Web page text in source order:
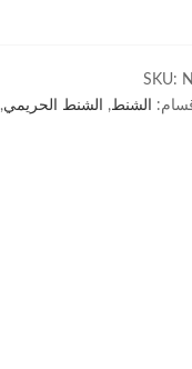
SKU:
الشنط, الشنط الحريمي,